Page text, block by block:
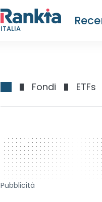
ITALIA
Fondi ETFs
728 x 90
Pubblicità